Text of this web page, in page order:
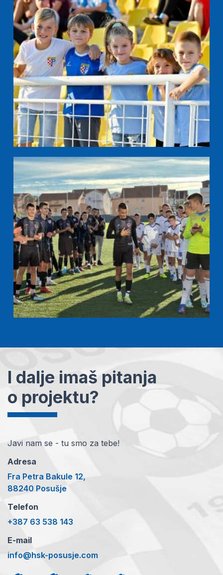
I dalje imaš pitanja
o projektu?
Javi nam se - tu smo za tebe!
Adresa
Fra Petra Bakule 12,
88240 Posušje
Telefon
+387 63 538 143
E-mail
info@hsk-posusje.com